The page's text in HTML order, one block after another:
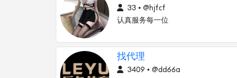
33 • @hjfcf
认真服务每一位
找代理
3409 • @dd66a